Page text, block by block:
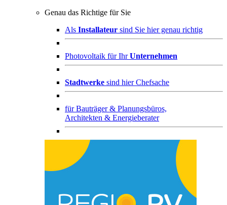
Genau das Richtige für Sie
Als Installateur sind Sie hier genau richtig
Photovoltaik für IhrUnternehmen
Stadtwerke sind hier Chefsache
fürBauträger & Planungsbüros,
Architekten & Energieberater